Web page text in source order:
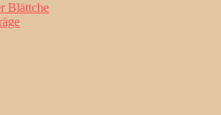
Blättche